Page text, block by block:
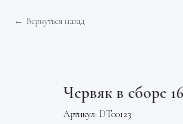
Вернуться назад
Червяк в сборе
Артикул: DT00123